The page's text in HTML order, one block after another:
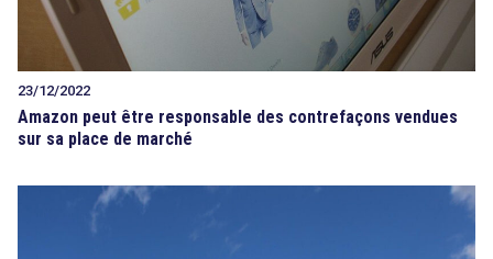
23/12/2022
Amazon peut être responsable des contrefaçons vendues
sur sa place de marché